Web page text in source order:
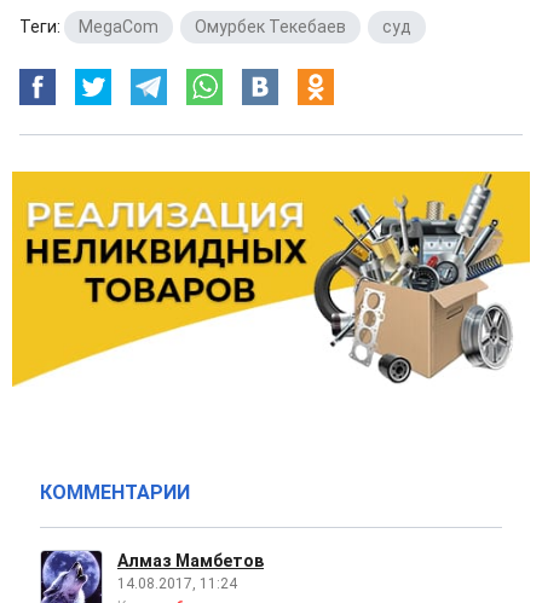
Теги: MegaCom Омурбек Текебаев суд
КОММЕНТАРИИ
Алмаз Мамбетов
14.08.2017, 11:24